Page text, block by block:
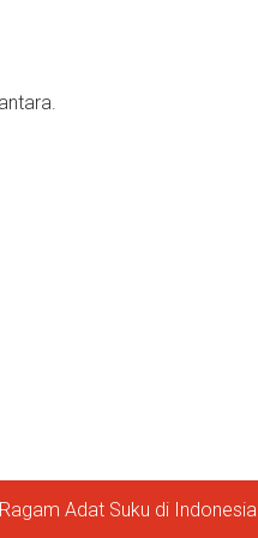
Ragam Adat Suku di Indonesia